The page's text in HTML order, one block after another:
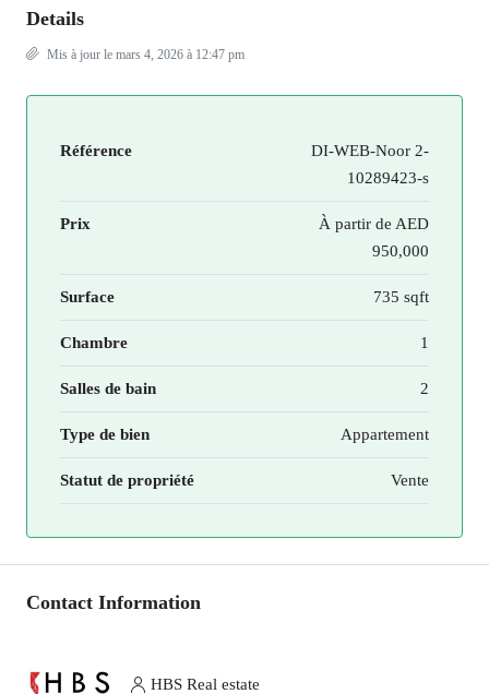
Details
Mis à jour le mars 4, 2026 à 12:47 pm
Référence
DI-WEB-Noor 2-
10289423-s
Prix À partir de AED
950,000
Surface 735 sqft
Chambre 1
Salles de bain 2
Type de bien Appartement
Statut de propriété Vente
Contact Information
HBS Real estate